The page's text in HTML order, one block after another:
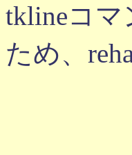
tklineコマ
ため、